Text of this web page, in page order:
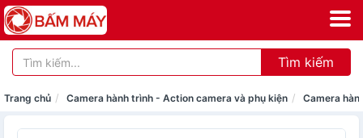
Tìm kiếm
Trang chủ Camera hành trình - Action camera và phụ kiện Camera